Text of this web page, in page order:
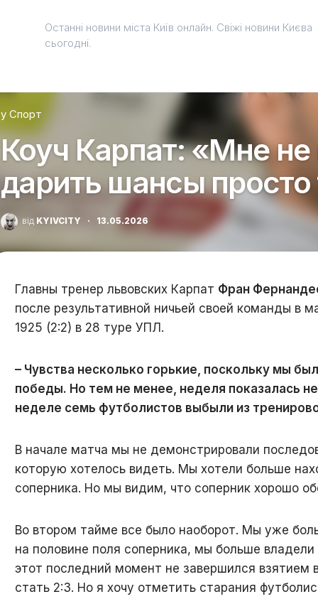
Останні новини міста Київ онлайн. Свіжі новини Києва
сьогодні.
у Спорт
Коуч Карпат: «Мне не
дарить шансы просто
від KYIVCITY · 13.05.2026
Главны тренер львовских Карпат Фран
после результативной ничьей своей команды в
1925 (2:2) в 28 туре УПЛ.
– Чувства несколько горькие, поскольку мы
победы. Но тем не менее, неделя показалась
неделе семь футболистов выбыли из
В начале матча мы не демонстрировали
которую хотелось видеть. Мы хотели больше
соперника. Но мы видим, что соперник хорошо
Во втором тайме все было наоборот. Мы уже
на половине поля соперника, мы больше
этот последний момент не завершился взятием
стать 2:3. Но я хочу отметить старания